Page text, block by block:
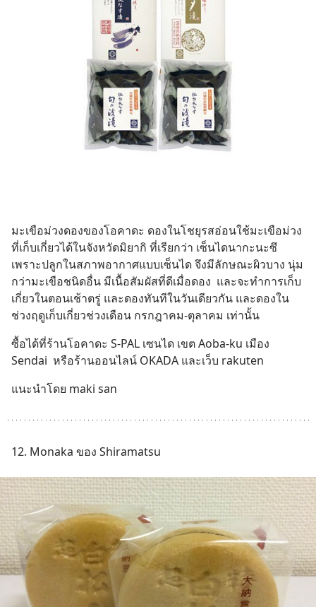
มะเขือม่วงดองของโอคาดะ ดองในโชยุรสอ่อนใช้มะเขือม่วง
ที่เก็บเกี่ยวได้ในจังหวัดมิยากิ ที่เรียกว่า เซ็นไดนากะนะซึ
เพราะปลูกในสภาพอากาศแบบเซ็นได จึงมีลักษณะผิวบาง นุ่ม
กว่ามะเขือชนิดอื่น มีเนื้อสัมผัสที่ดีเมื่อดอง  และจะทำการเก็บ
เกี่ยวในตอนเช้าตรู่ และดองทันทีในวันเดียวกัน และดองใน
ช่วงฤดูเก็บเกี่ยวช่วงเดือน กรกฎาคม-ตุลาคม เท่านั้น
ซื้อได้ที่ร้านโอคาดะ S-PAL เซนได เขต Aoba-ku เมือง
Sendai  หรือร้านออนไลน์ OKADA และเว็บ rakuten
แนะนำโดย maki san
12. Monaka ของ Shiramatsu